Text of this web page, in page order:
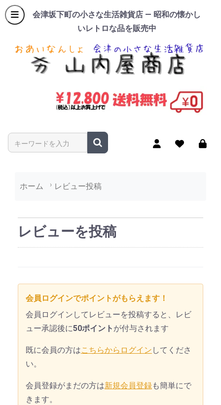
会津坂下町の小さな生活雑貨店 — 昭和の懐かし
いレトロな品を販売中
商品名やキーワードを入力
ホーム レビュー投稿
レビューを投稿
会員ログインでポイントがもらえます！
会員ログインしてレビューを投稿すると、レビ
ュー承認後に50ポイント が付与されます
既に会員の方はこちらからログイン してくださ
い。
会員登録がまだの方は新規会員登録も簡単にで
きます。